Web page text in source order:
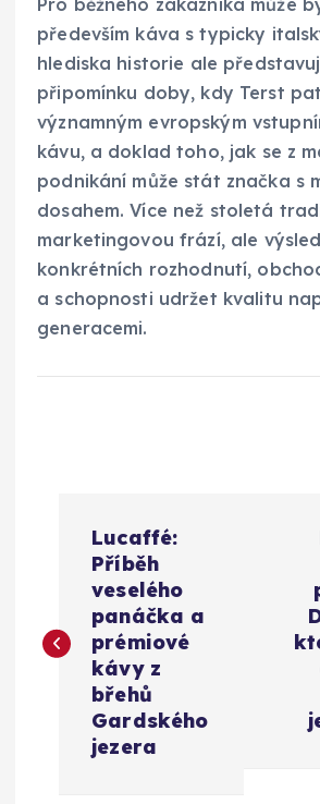
především káva s typicky
hlediska historie ale
připomínku doby, kdy Terst
významným evropským
kávu, a doklad toho, jak se z
podnikání může stát značka s
dosahem. Více než stoletá
marketingovou frází, ale
konkrétních rozhodnutí,
a schopnosti udržet kvalitu
generacemi.
v
Lucaffé:
Příběh
veselého
panáčka a
prémiové
kávy z
břehů
Gardského
jezera